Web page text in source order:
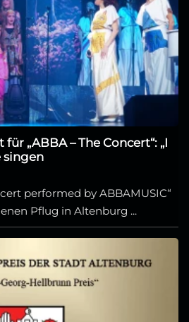
„ABBA – The Concert“: „I
singen
performed by ABBAMUSIC“
Pflug in Altenburg ...